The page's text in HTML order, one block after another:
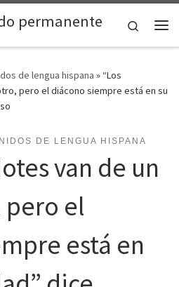
permanente
Search
de lengua hispana » “Los
pero el diácono siempre está en su
DE LENGUA HISPANA
van de un
pero el
está en